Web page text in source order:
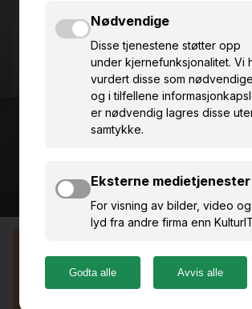
Mandag - Torsdag: 11:00 -
Fredag - Lørdag: 11:00 - 15:00